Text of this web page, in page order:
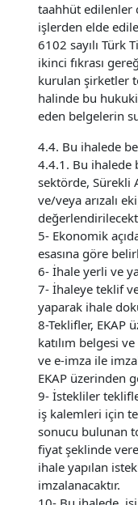
taahhüt edilenler
işlerden elde
6102 sayılı Türk
ikinci fıkrası
kurulan şirketler
halinde bu
eden belgelerin
4.4. Bu ihalede
4.4.1. Bu ihalede
sektörde, Sürekli
ve/veya arızalı
5- Ekonomik
esasına göre
6- İhale yerli ve
7- İhaleye teklif
yaparak ihale
8-Teklifler, EKAP
katılım belgesi
ve e-imza ile
EKAP üzerinden
9- İstekliler
iş kalemleri için
sonucu bulunan
fiyat şeklinde
ihale yapılan
imzalanacaktır.